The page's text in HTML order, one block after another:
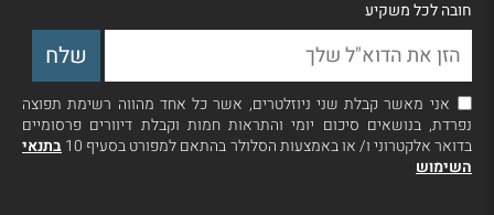
חובה לכל משקיע
אני מאשר קבלת שני ניוזלטרים, אשר כל אחד מהווה רשימת תפוצה
נפרדת, בנושאים סיכום יומי והתראות חמות וקבלת דיוורים פרסומיים
בדואר אלקטרוני ו/ או באמצעות הסלולר בהתאם למפורט בסעיף 10
בתנאי
השימוש